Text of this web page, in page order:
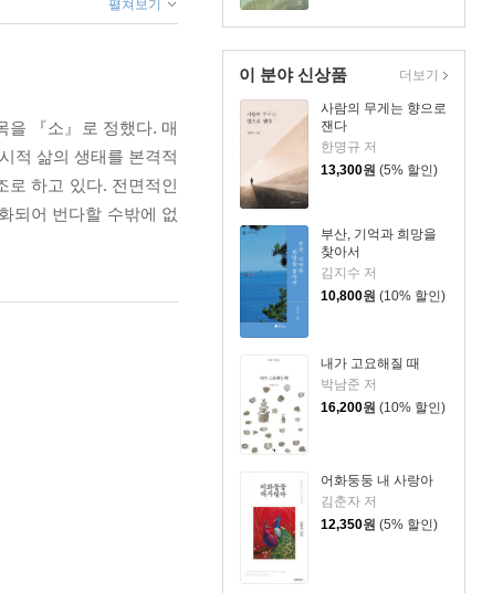
이 분야 신상품
사람의 무게는 향으로
잰다
한명규 저
13,300원 (5% 할인)
부산, 기억과 희망을
찾아서
김지수 저
10,800원 (10% 할인)
내가 고요해질 때
박남준 저
16,200원 (10% 할인)
어화둥둥 내 사랑아
김춘자 저
12,350원 (5% 할인)
더보기
펼쳐보기
을 『소』로 정했다. 매
적 삶의 생태를 본격적
로 하고 있다. 전면적인
되어 번다할 수밖에 없